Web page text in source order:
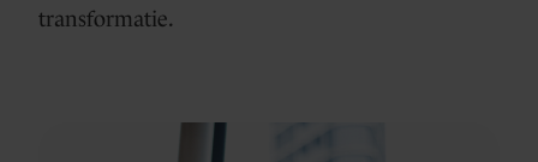
transformatie.